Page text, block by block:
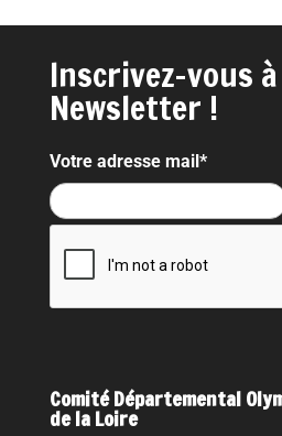
Inscrivez-vous
Newsletter !
Votre adresse mail*
Comité Départemental
de la Loire